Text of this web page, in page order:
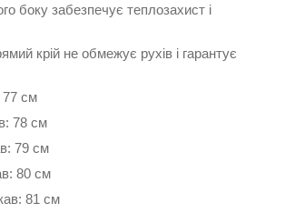
боку забезпечує теплозахист і
крій не обмежує рухів і гарантує
77 см
78 см
79 см
80 см
81 см